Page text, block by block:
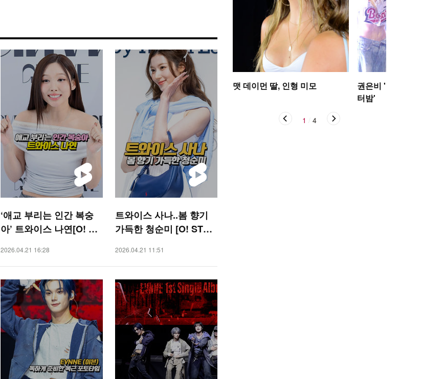
‘애교 부리는 인간 복숭
아’ 트와이스 나연[O! ST
2026.04.21 16:28
트와이스 사나..봄 향기
가득한 청순미 [O! STAR
2026.04.21 11:51
맷 데이먼 딸, 인형 미모
권은비 '야구장
터밤'
1 4